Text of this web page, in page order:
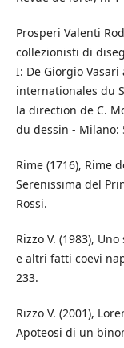
Prosperi Valenti
collezionisti di
I: De Giorgio Vasari
internationales du
la direction de C.
du dessin - Milano:
Rime (1716), Rime
Serenissima del
Rossi.
Rizzo V. (1983),
e altri fatti coevi
233.
Rizzo V. (2001),
Apoteosi di un